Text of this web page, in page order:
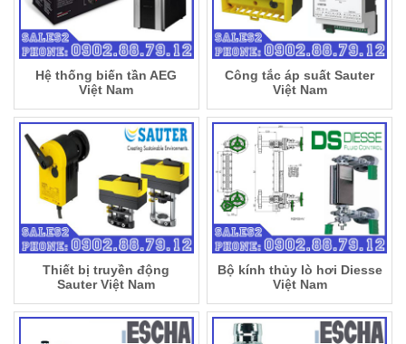
Hệ thống biến tần AEG
Việt Nam
Công tắc áp suất Sauter
Việt Nam
Thiết bị truyền động
Sauter Việt Nam
Bộ kính thủy lò hơi Diesse
Việt Nam